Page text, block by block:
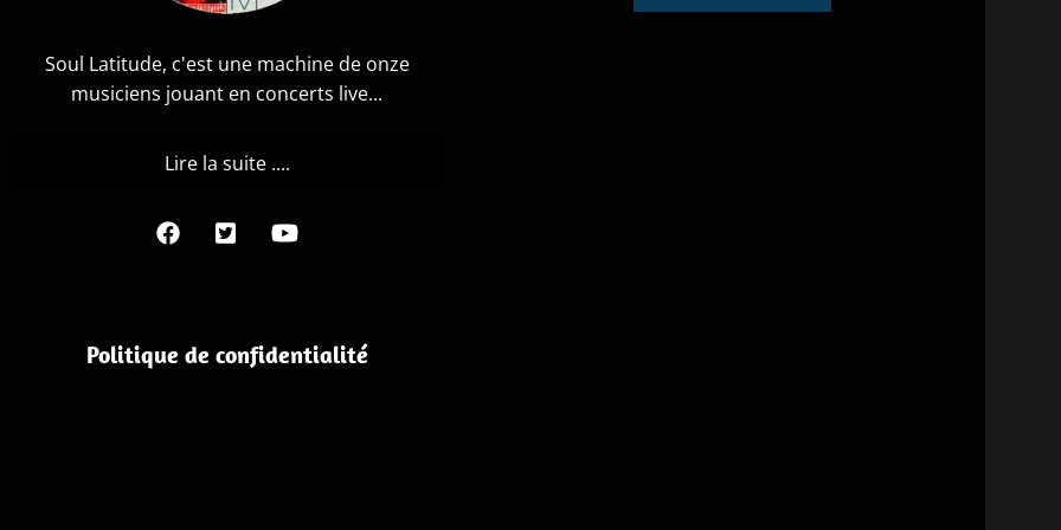
Soul Latitude, c'est une machine de onze
musiciens jouant en concerts live...
Lire la suite ....
Politique de confidentialité